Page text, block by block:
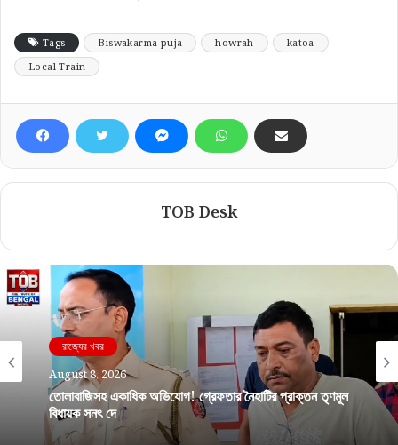
Tags Biswakarma puja howrah
katoa
Local Train
TOB Desk
রাজ্যের খবর
August 8, 2026
তোলাবাজিসহ একাধিক অভিযোগ! গ্রেফতার নৈহাটির প্রাক্তন তৃণমূল
বিধায়ক সনৎ দে